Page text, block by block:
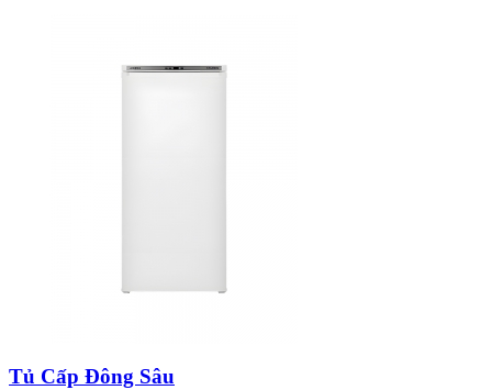
Tủ Cấp Đông Sâu